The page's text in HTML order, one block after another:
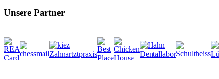
Unsere Partner